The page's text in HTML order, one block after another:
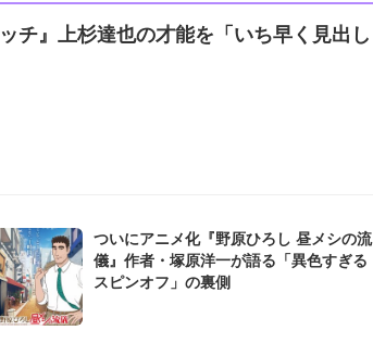
チ』上杉達也の才能を「いち早く見出し
ついにアニメ化『野原ひろし 昼メシの流
儀』作者・塚原洋一が語る「異色すぎる
スピンオフ」の裏側